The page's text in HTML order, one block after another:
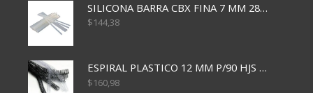
SILICONA BARRA CBX FINA 7 MM 28 CM
$144,38
ESPIRAL PLASTICO 12 MM P/90 HJS X50X1500
$160,98